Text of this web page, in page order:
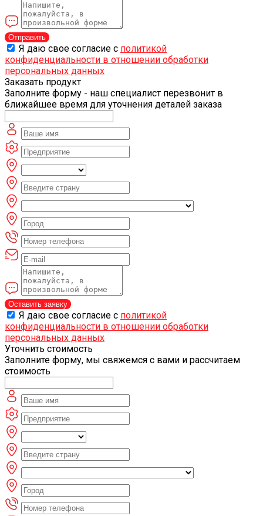
Отправить
Я даю свое согласие с политикой
конфиденциальности в отношении обработки
персональных данных
Заказать продукт
Заполните форму - наш специалист перезвонит в
ближайшее время для уточнения деталей заказа
Оставить заявку
Я даю свое согласие с политикой
конфиденциальности в отношении обработки
персональных данных
Уточнить стоимость
Заполните форму, мы свяжемся с вами и рассчитаем
стоимость